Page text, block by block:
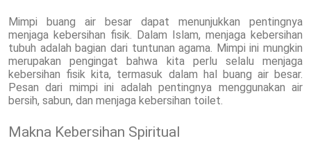
Mimpi buang air besar dapat menunjukkan pentingnya
menjaga kebersihan fisik. Dalam Islam, menjaga kebersihan
tubuh adalah bagian dari tuntunan agama. Mimpi ini mungkin
merupakan pengingat bahwa kita perlu selalu menjaga
kebersihan fisik kita, termasuk dalam hal buang air besar.
Pesan dari mimpi ini adalah pentingnya menggunakan air
bersih, sabun, dan menjaga kebersihan toilet.
Makna Kebersihan Spiritual